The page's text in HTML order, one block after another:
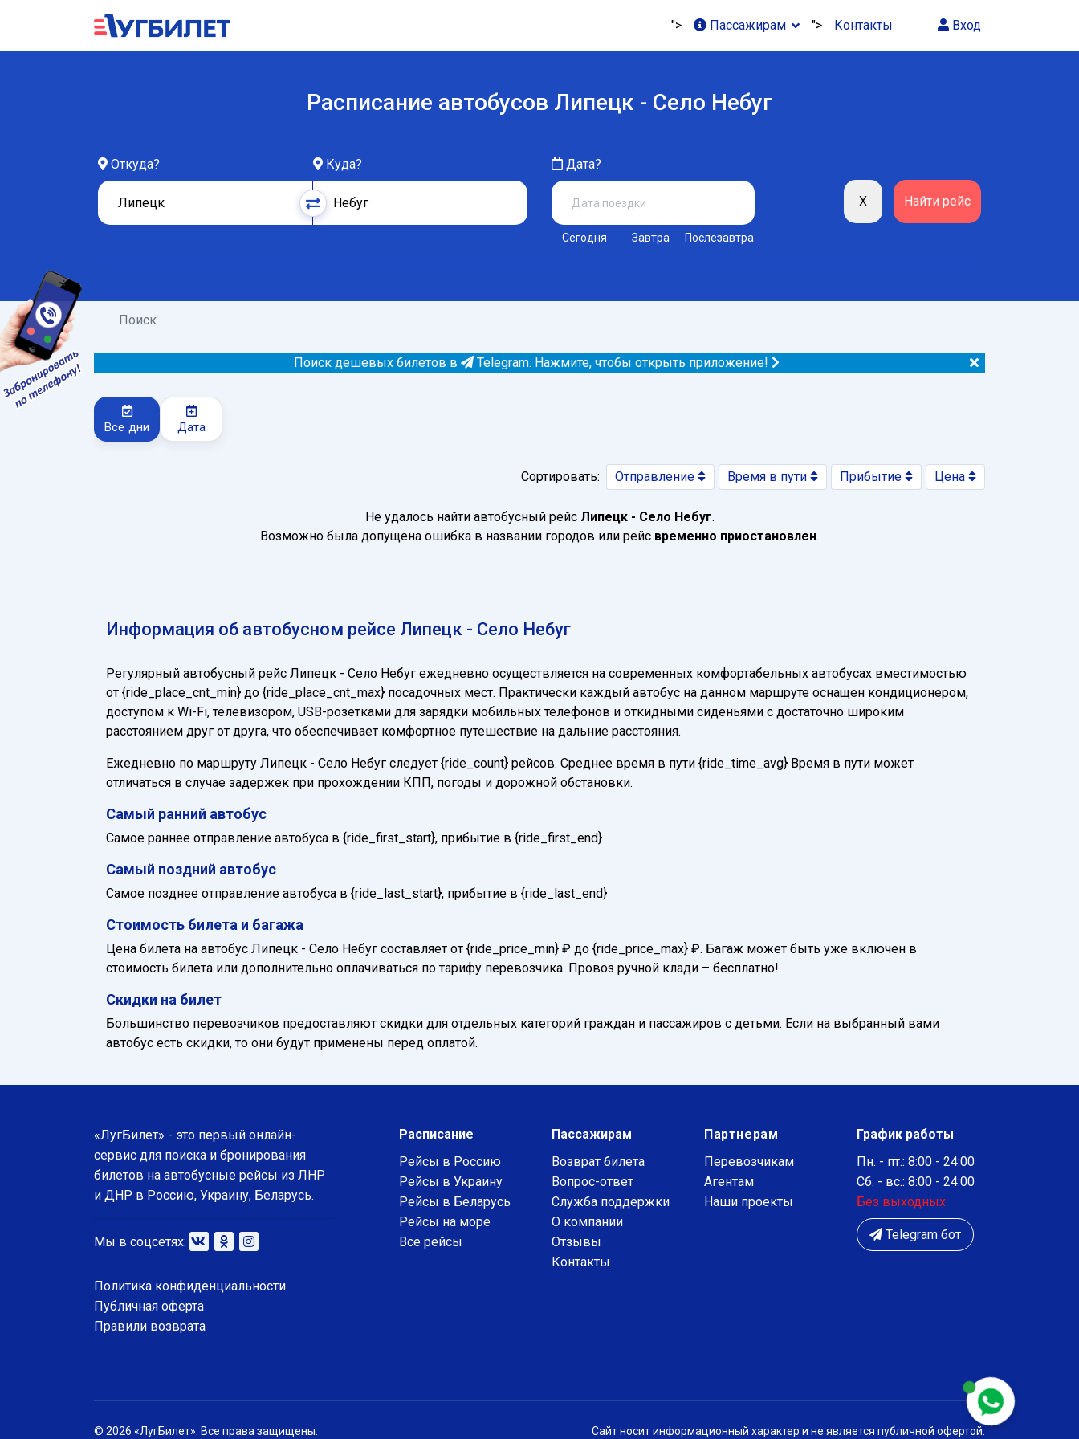
Вход
"> Пассажирам "> Контакты
Расписание автобусов Липецк - Село Небуг
Откуда? Куда? Дата?
Сегодня Завтра Послезавтра
Поиск
Поиск дешевых билетов в Telegram. Нажмите, чтобы открыть приложение!
Все дни Дата
Сортировать: Отправление Время в пути Прибытие Цена
Не удалось найти автобусный рейс Липецк - Село Небуг.
Возможно была допущена ошибка в названии городов или рейс временно приостановлен.
Информация об автобусном рейсе Липецк - Село Небуг
Регулярный автобусный рейс Липецк - Село Небуг ежедневно осуществляется на современных комфортабельных автобусах вместимостью
от {ride_place_cnt_min} до {ride_place_cnt_max} посадочных мест. Практически каждый автобус на данном маршруте оснащен кондиционером,
доступом к Wi-Fi, телевизором, USB-розетками для зарядки мобильных телефонов и откидными сиденьями с достаточно широким
расстоянием друг от друга, что обеспечивает комфортное путешествие на дальние расстояния.
Ежедневно по маршруту Липецк - Село Небуг следует {ride_count} рейсов. Среднее время в пути {ride_time_avg} Время в пути может
отличаться в случае задержек при прохождении КПП, погоды и дорожной обстановки.
Самый ранний автобус
Самое раннее отправление автобуса в {ride_first_start}, прибытие в {ride_first_end}
Самый поздний автобус
Самое позднее отправление автобуса в {ride_last_start}, прибытие в {ride_last_end}
Стоимость билета и багажа
Цена билета на автобус Липецк - Село Небуг составляет от {ride_price_min} ₽ до {ride_price_max} ₽. Багаж может быть уже включен в
стоимость билета или дополнительно оплачиваться по тарифу перевозчика. Провоз ручной клади – бесплатно!
Скидки на билет
Большинство перевозчиков предоставляют скидки для отдельных категорий граждан и пассажиров с детьми. Если на выбранный вами
автобус есть скидки, то они будут применены перед оплатой.
«ЛугБилет» - это первый онлайн-
сервис для поиска и бронирования
билетов на автобусные рейсы из ЛНР
и ДНР в Россию, Украину, Беларусь.
Мы в соцсетях:
Политика конфиденциальности
Публичная оферта
Правили возврата
Расписание
Рейсы в Россию
Рейсы в Украину
Рейсы в Беларусь
Рейсы на море
Все рейсы
Пассажирам
Возврат билета
Вопрос-ответ
Служба поддержки
О компании
Отзывы
Контакты
Партнерам
Перевозчикам
Агентам
Наши проекты
График работы
Пн. - пт.: 8:00 - 24:00
Сб. - вс.: 8:00 - 24:00
Без выходных
Telegram бот
© 2026 «ЛугБилет». Все права защищены. Сайт носит информационный характер и не является публичной офертой.